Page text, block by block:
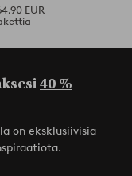
EUR
40 %
on eksklusiivisia